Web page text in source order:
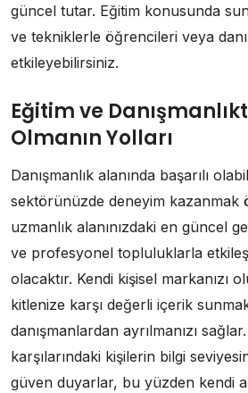
güncel tutar. Eğitim konusunda
ve tekniklerle öğrencileri veya
etkileyebilirsiniz.
Eğitim ve
Olmanın Yolları
Danışmanlık alanında başarılı
sektörünüzde deneyim kazanmak
uzmanlık alanınızdaki en güncel
ve profesyonel topluluklarla
olacaktır. Kendi kişisel markanızı
kitlenize karşı değerli içerik
danışmanlardan ayrılmanızı
karşılarındaki kişilerin bilgi
güven duyarlar, bu yüzden kendi